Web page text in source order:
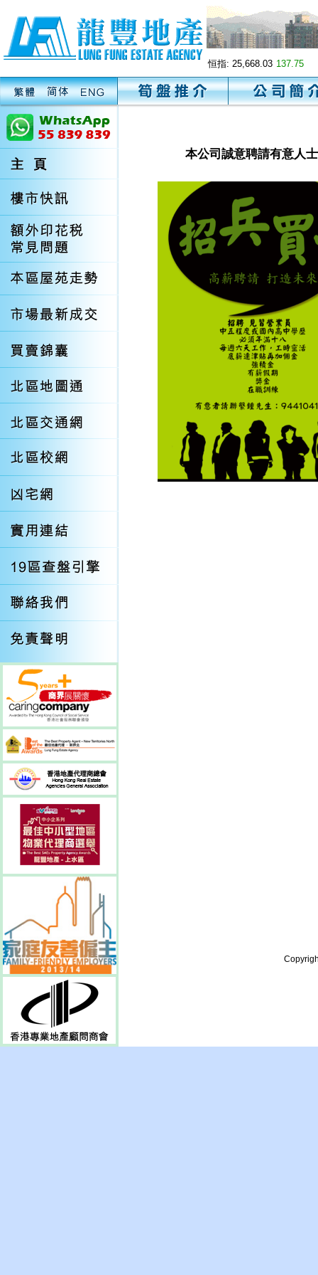
恒指: 25,668.03 137.75
本公司誠意聘請有意人